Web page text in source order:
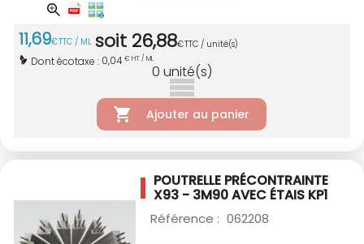
11,69€TTC / ML soit 26,88€TTC / unité(s)
Dont écotaxe : 0,04€ HT / ML
0 unité(s)
Ajouter au panier
POUTRELLE PRÉCONTRAINTE
X93 - 3M90AVEC ÉTAIS KP1
Référence : 062208